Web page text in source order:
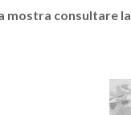
mostra consultare la